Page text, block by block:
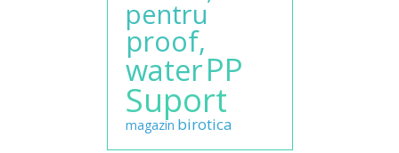
pentru
proof,
waterPP
Suport
magazin birotica